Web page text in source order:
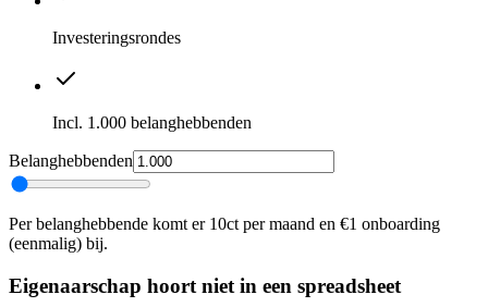
Investeringsrondes
Incl. 1.000 belanghebbenden
Belanghebbenden
Per belanghebbende komt er 10ct per maand en €1 onboarding
(eenmalig) bij.
Eigenaarschap hoort niet in een spreadsheet